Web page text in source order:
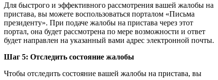
Для быстрого и эффективного рассмотрения вашей жалобы на
пристава, вы можете воспользоваться порталом «Письма
президенту». При подаче жалобы на пристава через этот
портал, она будет рассмотрена по мере возможности и ответ
будет направлен на указанный вами адрес электронной почты.
Шаг 5: Отследить состояние жалобы
Чтобы отследить состояние вашей жалобы на пристава, вы